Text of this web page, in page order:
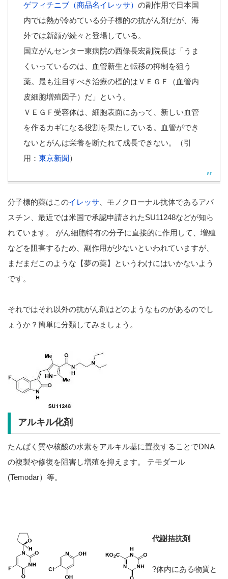
ゲフィチニブ（商品名イレッサ） の副作用で日本国
内では熱が冷めている分子標的の抗がん剤だが、海
外では新顔が続々と登場している。
国立がんセンター東病院の西條長宏副院長は「うま
くいっているのは、血管新生と転移の抑制を狙う
薬。最も注目すべき治療の標的はＶＥＧＦ（血管内
皮細胞増殖因子）だ」という。
ＶＥＧＦ受容体は、細胞表面にあって、新しい血管
を作るカギになる役割を果たしている。血管ができ
ないとがんは栄養を断たれて成長できない。（引
用： 東京新聞）
分子標的薬はこのイレッサ 、モノクローナル抗体であるアバ
スチン、最近では米国で承認申請されたSU11248などが知ら
れています。 がん細胞特有の分子に直接的に作用して、増殖
などを阻害するため、副作用が少ないといわれていますが、
まだまだこのような【夢の薬】というわけにはいかないよう
です。
それではそれ以外の抗がん剤はどのようなものがあるのでし
ょうか？簡単に分類してみましょう。
アルキル化剤
たんぱく質や核酸の水素をアルキル基に置換することでDNA
の複製や修復を阻害し増殖を抑えます。 テモダール
(Temodar）等。
代謝拮抗剤
?体内にある物質と